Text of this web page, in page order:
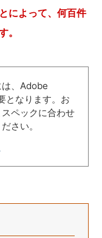
によって、何百件
。
、Adobe
となります。お
ペックに合わせ
さい。